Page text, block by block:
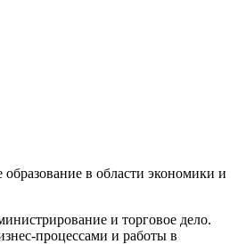
в области экономики и
и торговое дело.
процессами и работы в